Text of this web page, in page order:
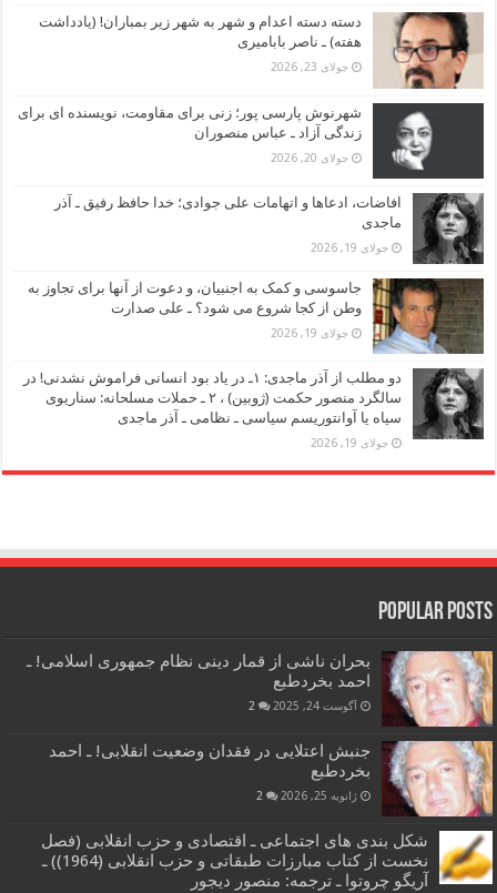
دسته دسته اعدام و شهر به شهر زیر بمباران! (یادداشت
هفته) ـ ناصر بابامیری
جولای 23, 2026
شهرنوش پارسی پور؛ زنی برای مقاومت، نویسنده ای برای
زندگی آزاد ـ عباس منصوران
جولای 20, 2026
افاضات، ادعاها و اتهامات علی جوادی؛ خدا حافظ رفیق ـ آذر
ماجدی
جولای 19, 2026
جاسوسی و کمک به اجنبیان، و دعوت از آنها برای تجاوز به
وطن از کجا شروع می شود؟ ـ علی صدارت
جولای 19, 2026
دو مطلب از آذر ماجدی: ۱ـ در یاد بود انسانی فراموش نشدنی! در
سالگرد منصور حکمت (ژوبین) ، ۲ ـ حملات مسلحانه: سناریوی
سیاه یا آوانتوریسم سیاسی ـ نظامی ـ آذر ماجدی
جولای 19, 2026
Popular Posts
بحران ناشی از قمار دینی نظام جمهوری اسلامی! ـ
احمد بخردطبع
آگوست 24, 2025 2
جنبش اعتلایی در فقدان وضعیت انقلابی! ـ احمد
بخردطبع
ژانویه 25, 2026 2
شکل بندی های اجتماعی ـ اقتصادی و حزب انقلابی (فصل
نخست از کتاب مبارزات طبقاتی و حزب انقلابی (1964)) ـ
آریگو چروتوا ـ ترجمه: منصور دیجور